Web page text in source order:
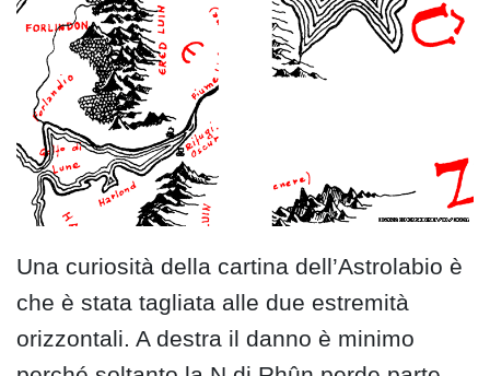
Una curiosità della cartina dell’Astrolabio è
che è stata tagliata alle due estremità
orizzontali. A destra il danno è minimo